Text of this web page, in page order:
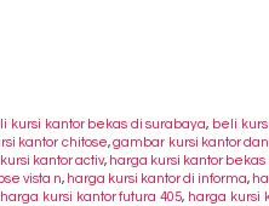
kursi kantor bekas di surabaya, beli
kantor chitose,gambar kursi kantor
kantor activ, harga kursi kantor
vista n, harga kursi kantor di informa,
harga kursi kantor futura 405, harga kursi